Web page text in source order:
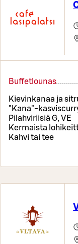
Buffetlounas
Kievinkanaa ja
"Kana"-
Pilahviriisiä G, VE
Kermaista
Kahvi tai tee